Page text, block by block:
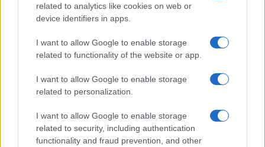
related to analytics like cookies on web or
device identifiers in apps.
I want to allow Google to enable storage
related to functionality of the website or app.
I want to allow Google to enable storage
related to personalization.
I want to allow Google to enable storage
related to security, including authentication
functionality and fraud prevention, and other
mogelijk meerneerslagzal vallen, wat kan leiden
tot verdere complicaties in het vervoer.
Reizigers worden aangespoord om hun plannen te
herzien en waar mogelijk thuis te blijven totdat de
weersomstandigheden verbeteren. De overheid
veiligheid in deze uitdagende omstandigheden.